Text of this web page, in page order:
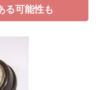
る可能性も